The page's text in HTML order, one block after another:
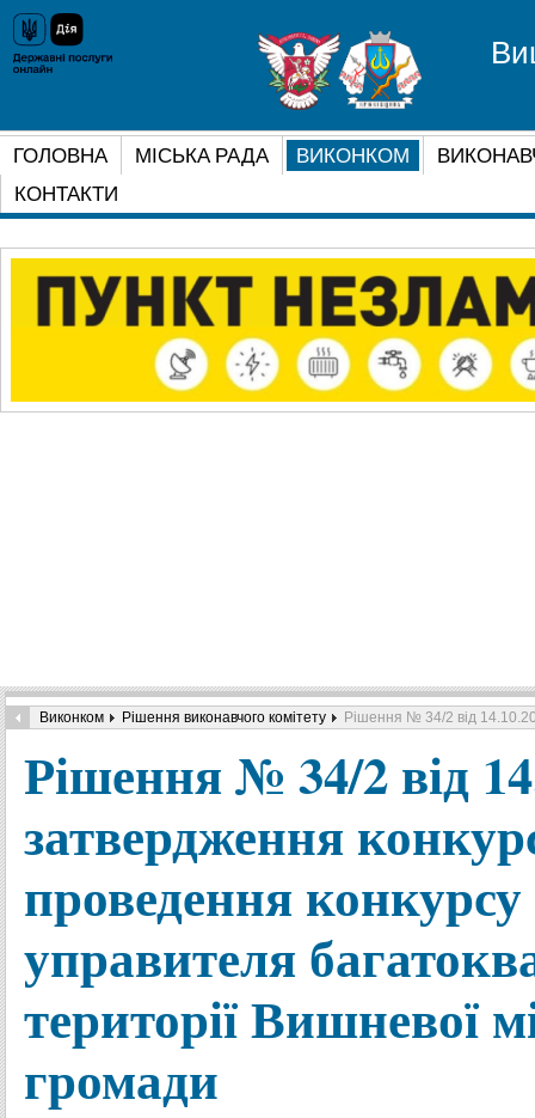
ГОЛОВНА МІСЬКА РАДА ВИКОНКОМ
КОНТАКТИ
Виконком Рішення виконавчого комітету Рішення № 34/2 від
Рішення № 34/2 від
затвердження
проведення
управителя
території Вишневої
громади